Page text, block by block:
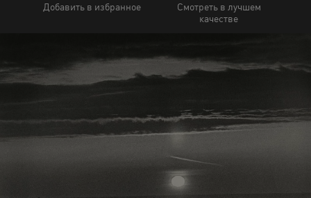
Добавить в избранное
Смотреть в лучшем
качестве